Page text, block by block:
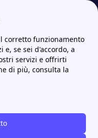
corretto funzionamento
se sei d'accordo, a
servizi e offrirti
di più, consulta la
Estra secondo gli utenti: opinioni online su prezzi, app e supporto
utenti:
prezzi,